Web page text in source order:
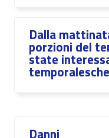
Dalla
porzioni del
state
temporalesche
Danni